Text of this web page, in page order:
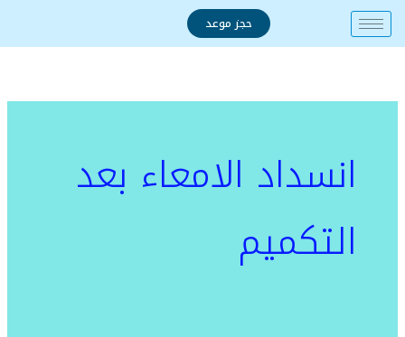
تخطي
إلى
حجز موعد
انسداد الامعاء بعد
التكميم